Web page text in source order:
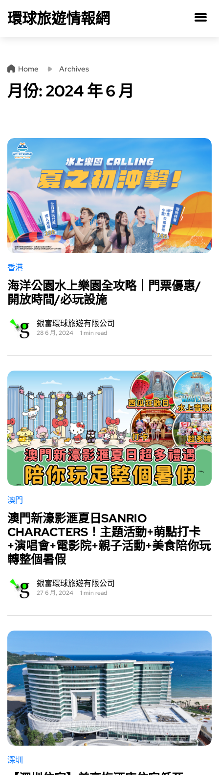
環球旅遊情報網
Home Archives
月份:2024 年 6 月
香港
海洋公園水上樂園全攻略｜門票優惠/
開放時間/必玩設施
銀富環球旅遊有限公司
28 6 月, 2024 1 min read
澳門
澳門新濠影滙夏日SANRIO
CHARACTERS！主題活動+萌點打卡
+演唱會+電影院+親子活動+美食陪你玩
轉整個暑假
銀富環球旅遊有限公司
27 6 月, 2024 1 min read
深圳